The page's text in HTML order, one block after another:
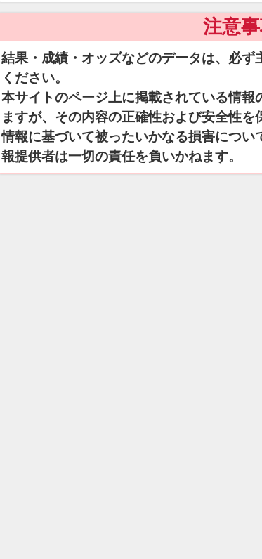
注意
結果・成績・オッズなどのデータは、必
ください。
本サイトのページ上に掲載されている情報
ますが、その内容の正確性および安全性
情報に基づいて被ったいかなる損害につ
報提供者は一切の責任を負いかねます。